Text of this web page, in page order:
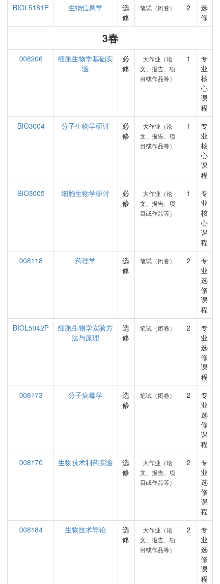
BIOL5181P
生物信息学
选
修
笔试（闭卷） 2
选
修
3春
008206
细胞生物学基础实
验
必
修
大作业（论
文、报告、项
目或作品等）
1
专
业
核
心
课
程
BIO3004
分子生物学研讨
必
修
大作业（论
文、报告、项
目或作品等）
1
专
业
核
心
课
程
BIO3005
细胞生物学研讨
必
修
大作业（论
文、报告、项
目或作品等）
1
专
业
核
心
课
程
008118
药理学
选
修
笔试（闭卷） 2
专
业
选
修
课
程
BIOL5042P
细胞生物学实验方
法与原理
选
修
笔试（闭卷） 2
专
业
选
修
课
程
008173
分子病毒学
选
修
笔试（闭卷） 2
专
业
选
修
课
程
008170
生物技术制药实验
选
修
大作业（论
文、报告、项
目或作品等）
2
专
业
选
修
课
程
008184
生物技术导论
选
修
大作业（论
文、报告、项
目或作品等）
2
专
业
选
修
课
程